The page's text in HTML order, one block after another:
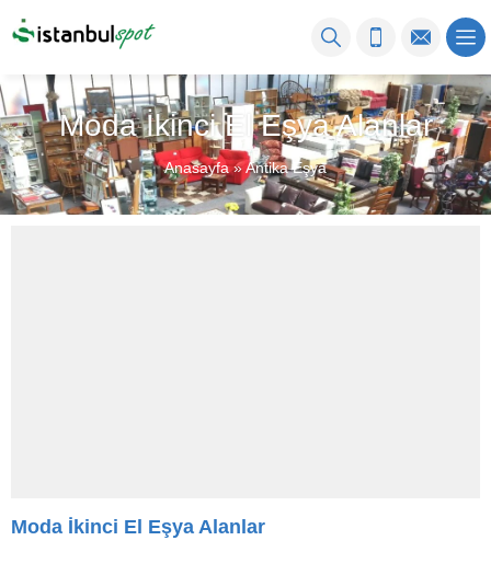
Moda İkinci El Eşya Alanlar
Anasayfa»Antika Eşya
Moda İkinci El Eşya Alanlar